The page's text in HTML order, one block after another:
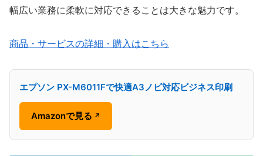
幅広い業務に柔軟に対応できることは大きな魅力です。
商品・サービスの詳細・購入はこちら
エプソン PX-M6011Fで快適A3ノビ対応ビジネス印刷
Amazonで見る ↗